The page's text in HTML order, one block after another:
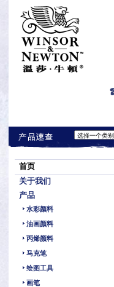
首页
关于我们
产品
水彩颜料
油画颜料
丙烯颜料
马克笔
绘图工具
画笔